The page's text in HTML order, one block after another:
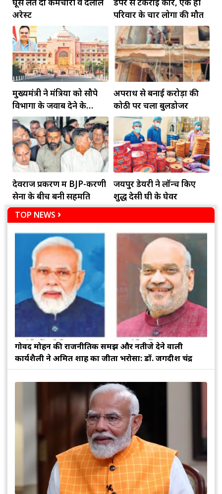
अरेस्ट
परिवार के चार लोगों की मौत
मुख्यमंत्री ने मंत्रियों को सौपे
विभागों के जवाब देने के
दायित्व
अपराध से बनाई करोड़ों की
कोठी पर चला बुलडोजर
देवराज प्रकरण में BJP-करणी
सेना के बीच बनी सहमति
जयपुर डेयरी ने लॉन्च किए
शुद्ध देसी घी के घेवर
TOP NEWS
गोविंद मोहन की राजनीतिक समझ और नतीजे देने वाली
कार्यशैली ने अमित शाह का जीता भरोसा: डॉ. जगदीश चंद्र